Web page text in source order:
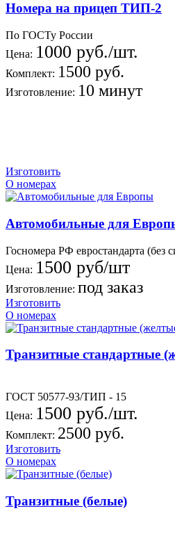
Номера на прицеп ТИП-2
По ГОСТу России
Цена: 1000 руб./шт.
Комплект: 1500 руб.
Изготовление: 10 минут
Изготовить
О номерах
Автомобильные для
Госномера РФ евростандарта (без
Цена: 1500 руб/шт
Изготовление: под заказ
Изготовить
О номерах
Транзитные стандартные
ГОСТ 50577-93/ТИП - 15
Цена: 1500 руб./шт.
Комплект: 2500 руб.
Изготовить
О номерах
Транзитные (белые)